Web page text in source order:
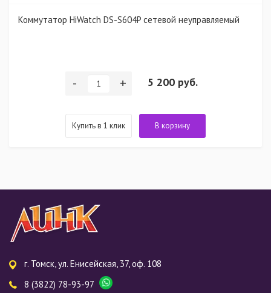
Коммутатор HiWatch DS-S604P сетевой неуправляемый
- + 5 200 руб.
Купить в 1 клик В корзину
г. Томск, ул. Енисейская, 37, оф. 108
8 (3822) 78-93-97